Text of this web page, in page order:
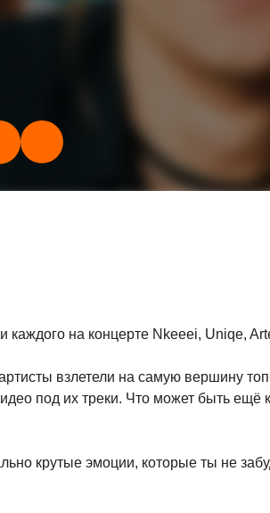
на концерте Nkeeei, Uniqe,
взлетели на самую вершину
под их треки. Что может быть
крутые эмоции, которые ты не